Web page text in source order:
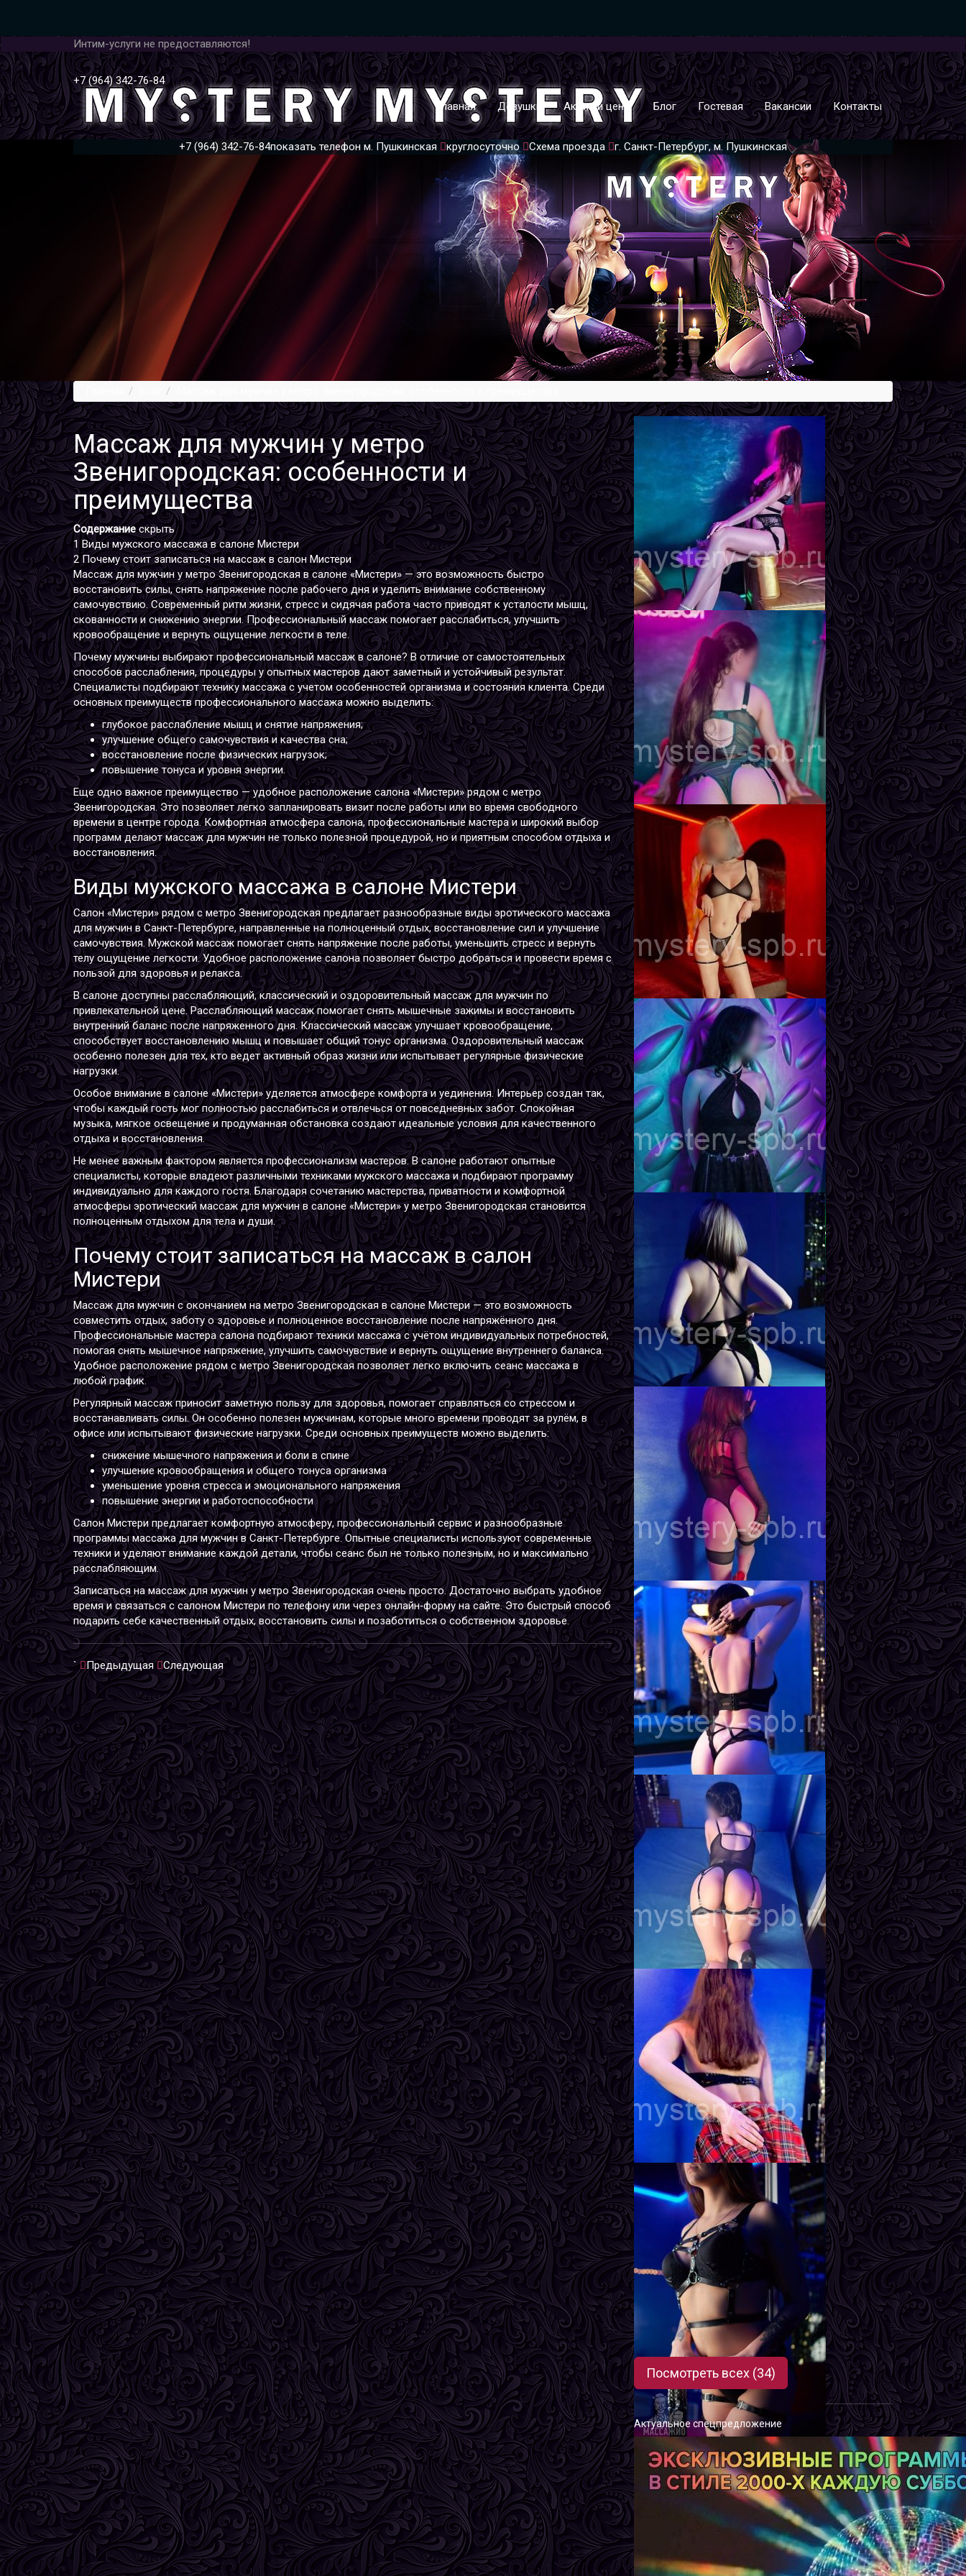
Интим-услуги не предоставляются!
+7 (964) 342-76-84
Главная
Девушки Акции и цены Блог Гостевая Вакансии Контакты
+7 (964) 342-76-84показать телефон м. Пушкинская круглосуточно Схема проезда г. Санкт-Петербург, м. Пушкинская
Массаж для мужчин у метро
Звенигородская: особенности и
преимущества
Содержание скрыть
1 Виды мужского массажа в салоне Мистери
2 Почему стоит записаться на массаж в салон Мистери
Массаж для мужчин у метро Звенигородская в салоне «Мистери» — это возможность быстро
восстановить силы, снять напряжение после рабочего дня и уделить внимание собственному
самочувствию. Современный ритм жизни, стресс и сидячая работа часто приводят к усталости мышц,
скованности и снижению энергии. Профессиональный массаж помогает расслабиться, улучшить
кровообращение и вернуть ощущение легкости в теле.
Почему мужчины выбирают профессиональный массаж в салоне? В отличие от самостоятельных
способов расслабления, процедуры у опытных мастеров дают заметный и устойчивый результат.
Специалисты подбирают технику массажа с учетом особенностей организма и состояния клиента. Среди
основных преимуществ профессионального массажа можно выделить:
глубокое расслабление мышц и снятие напряжения;
улучшение общего самочувствия и качества сна;
восстановление после физических нагрузок;
повышение тонуса и уровня энергии.
Еще одно важное преимущество — удобное расположение салона «Мистери» рядом с метро
Звенигородская. Это позволяет легко запланировать визит после работы или во время свободного
времени в центре города. Комфортная атмосфера салона, профессиональные мастера и широкий выбор
программ делают массаж для мужчин не только полезной процедурой, но и приятным способом отдыха и
восстановления.
Виды мужского массажа в салоне Мистери
Салон «Мистери» рядом с метро Звенигородская предлагает разнообразные виды эротического массажа
для мужчин в Санкт-Петербурге, направленные на полноценный отдых, восстановление сил и улучшение
самочувствия. Мужской массаж помогает снять напряжение после работы, уменьшить стресс и вернуть
телу ощущение легкости. Удобное расположение салона позволяет быстро добраться и провести время с
пользой для здоровья и релакса.
В салоне доступны расслабляющий, классический и оздоровительный массаж для мужчин по
привлекательной цене. Расслабляющий массаж помогает снять мышечные зажимы и восстановить
внутренний баланс после напряженного дня. Классический массаж улучшает кровообращение,
способствует восстановлению мышц и повышает общий тонус организма. Оздоровительный массаж
особенно полезен для тех, кто ведет активный образ жизни или испытывает регулярные физические
нагрузки.
Особое внимание в салоне «Мистери» уделяется атмосфере комфорта и уединения. Интерьер создан так,
чтобы каждый гость мог полностью расслабиться и отвлечься от повседневных забот. Спокойная
музыка, мягкое освещение и продуманная обстановка создают идеальные условия для качественного
отдыха и восстановления.
Не менее важным фактором является профессионализм мастеров. В салоне работают опытные
специалисты, которые владеют различными техниками мужского массажа и подбирают программу
индивидуально для каждого гостя. Благодаря сочетанию мастерства, приватности и комфортной
атмосферы эротический массаж для мужчин в салоне «Мистери» у метро Звенигородская становится
полноценным отдыхом для тела и души.
Почему стоит записаться на массаж в салон
Мистери
Массаж для мужчин с окончанием на метро Звенигородская в салоне Мистери — это возможность
совместить отдых, заботу о здоровье и полноценное восстановление после напряжённого дня.
Профессиональные мастера салона подбирают техники массажа с учётом индивидуальных потребностей,
помогая снять мышечное напряжение, улучшить самочувствие и вернуть ощущение внутреннего баланса.
Удобное расположение рядом с метро Звенигородская позволяет легко включить сеанс массажа в
любой график.
Регулярный массаж приносит заметную пользу для здоровья, помогает справляться со стрессом и
восстанавливать силы. Он особенно полезен мужчинам, которые много времени проводят за рулём, в
офисе или испытывают физические нагрузки. Среди основных преимуществ можно выделить:
снижение мышечного напряжения и боли в спине
улучшение кровообращения и общего тонуса организма
уменьшение уровня стресса и эмоционального напряжения
повышение энергии и работоспособности
Салон Мистери предлагает комфортную атмосферу, профессиональный сервис и разнообразные
программы массажа для мужчин в Санкт-Петербурге. Опытные специалисты используют современные
техники и уделяют внимание каждой детали, чтобы сеанс был не только полезным, но и максимально
расслабляющим.
Записаться на массаж для мужчин у метро Звенигородская очень просто. Достаточно выбрать удобное
время и связаться с салоном Мистери по телефону или через онлайн‑форму на сайте. Это быстрый способ
подарить себе качественный отдых, восстановить силы и позаботиться о собственном здоровье.
` Предыдущая Следующая
Возраст 24
170 см
57 кг
Грудь
2-й
22
163 см
49 кг
Грудь
3-й
Вика
Возраст
26
Рост
162 см
Вес
57 кг
Грудь
3-й
Возраст20
167 см
Вес
56 кг
Грудь
Яна
Возраст 23
Рост
170 см
Вес
58 кг
Грудь
Инга
Возраст22
Рост
161 см
Вес
55 кг
Грудь
3-й
165 см
58 кг
Грудь
Линда
Возраст23
Рост
167 см
57 кг
Грудь
Возраст
18
169 см
52 кг
2-й
Милена
Возраст22
Рост
167 см
Посмотреть всех (34)
Актуальное спецпредложение